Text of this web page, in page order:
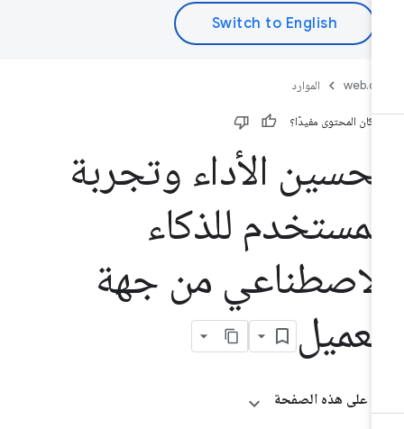
الموارد
كان المحتوى مفيدًا؟
الأداء وتجربة
للذكاء
من جهة
على هذه الصفحة